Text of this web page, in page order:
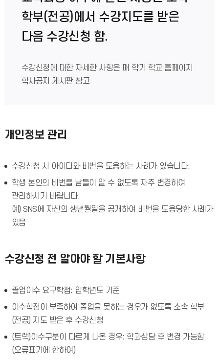
학부(전공)에서 수강지도를 받은
다음 수강신청 함.
수강신청에 대한 자세한 사항은 매 학기 학교 홈페이지
학사공지 게시판 참고
개인정보 관리
수강신청 시 아이디와 비번을 도용하는 사례가 있습니다.
학생 본인의 비번을 남들이 알 수 없도록 자주 변경하여
관리하시기 바랍니다.
예) SNS에 자신의 생년월일을 공개하여 비번을 도용당한 사례가
있음
수강신청 전 알아야 할 기본사항
졸업이수 요구학점: 입학년도 기준
이수학점이 부족하여 졸업을 못하는 경우가 없도록 소속 학부
(전공) 지도 받은 후 수강신청
(트랙)이수구분이 다르게 나온 경우: 학과상담 후 변경 가능함
(오류표기에 한하여)